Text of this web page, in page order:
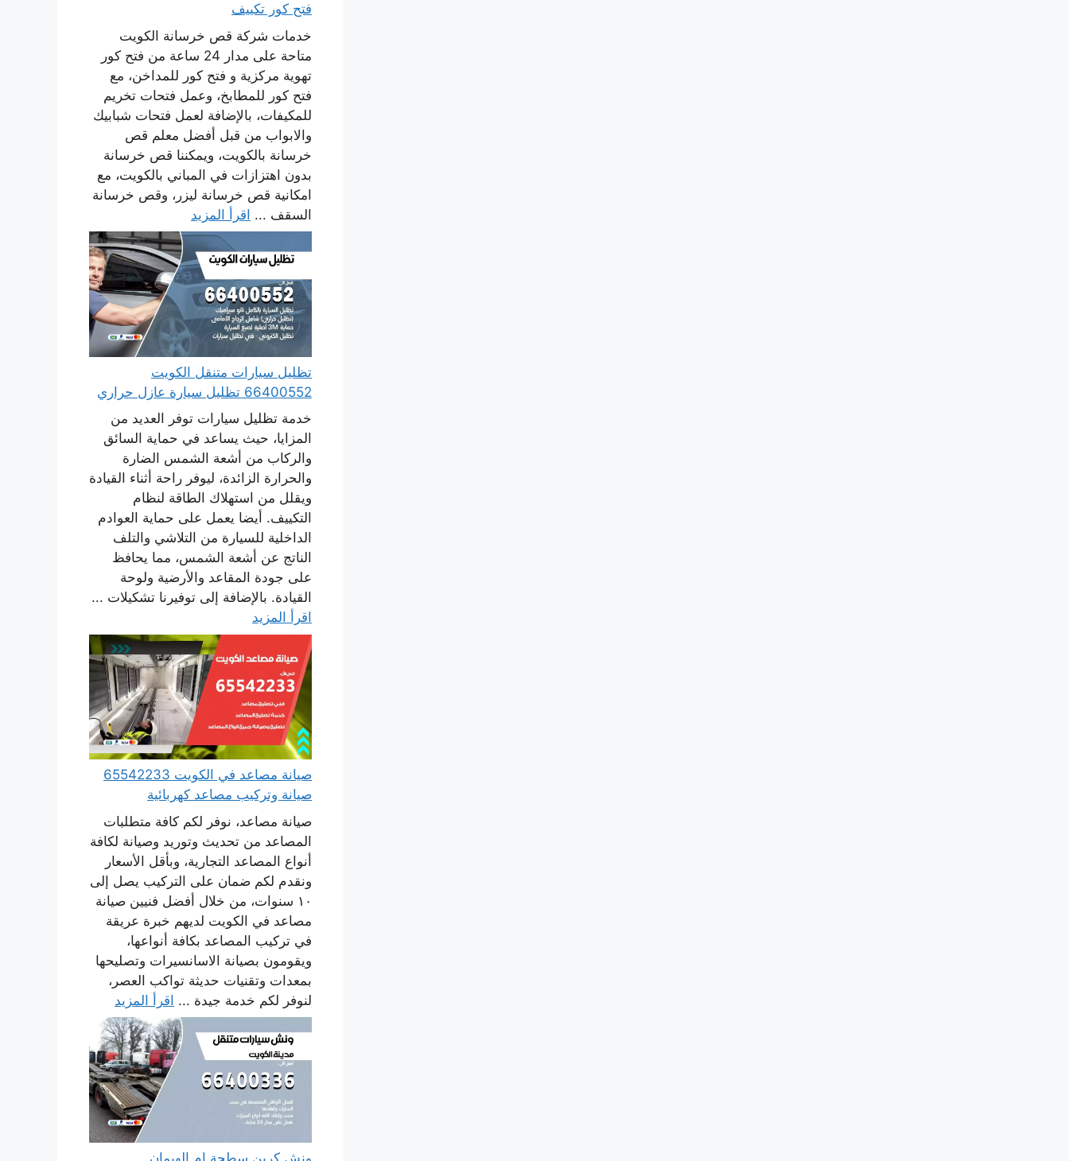
فتح كور تكييف
خدمات شركة قص خرسانة الكويت
متاحة على مدار 24 ساعة من فتح كور
تهوية مركزية و فتح كور للمداخن، مع
فتح كور للمطابخ، وعمل فتحات تخريم
للمكيفات، بالإضافة لعمل فتحات شبابيك
والابواب من قبل أفضل معلم قص
خرسانة بالكويت، ويمكننا قص خرسانة
بدون اهتزازات في المباني بالكويت، مع
امكانية قص خرسانة ليزر، وقص خرسانة
السقف ... اقرأ المزيد
تظليل سيارات متنقل الكويت
66400552 تظليل سيارة عازل حراري
خدمة تظليل سيارات توفر العديد من
المزايا، حيث يساعد في حماية السائق
والركاب من أشعة الشمس الضارة
والحرارة الزائدة، ليوفر راحة أثناء القيادة
ويقلل من استهلاك الطاقة لنظام
التكييف. أيضا يعمل على حماية العوادم
الداخلية للسيارة من التلاشي والتلف
الناتج عن أشعة الشمس، مما يحافظ
على جودة المقاعد والأرضية ولوحة
القيادة. بالإضافة إلى توفيرنا تشكيلات ...
اقرأ المزيد
صيانة مصاعد في الكويت 65542233
صيانة وتركيب مصاعد كهربائية
صيانة مصاعد، نوفر لكم كافة متطلبات
المصاعد من تحديث وتوريد وصيانة لكافة
أنواع المصاعد التجارية، وبأقل الأسعار
ونقدم لكم ضمان على التركيب يصل إلى
١٠ سنوات، من خلال أفضل فنيين صيانة
مصاعد في الكويت لديهم خبرة عريقة
في تركيب المصاعد بكافة أنواعها،
ويقومون بصيانة الاسانسيرات وتصليحها
بمعدات وتقنيات حديثة تواكب العصر،
لنوفر لكم خدمة جيدة ... اقرأ المزيد
ونش كرين سطحة ام الهيمان